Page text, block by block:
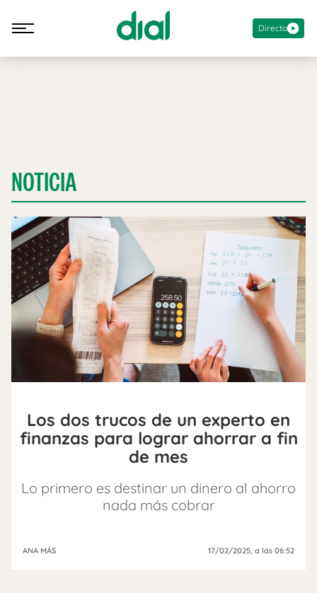
Directo
NOTICIA
Los dos trucos de un experto en
finanzas para lograr ahorrar a fin
de mes
Lo primero es destinar un dinero al ahorro
nada más cobrar
ANA MÁS 17/02/2025, a las 06:52